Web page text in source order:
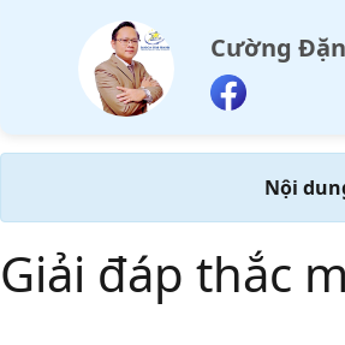
Cường
Nội
Giải đáp thắc